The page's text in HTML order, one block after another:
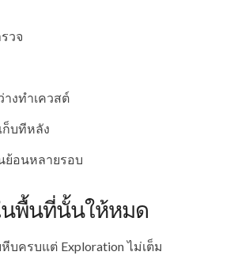
วจ
งทำเควสต์
ก็บทีหลัง
นย้อนหลายรอบ
พื้นที่นั้นให้หมด
บครบแต่ Exploration ไม่เต็ม